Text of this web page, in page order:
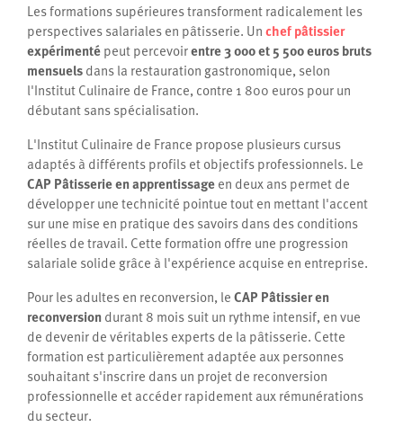
Les formations supérieures transforment radicalement les
perspectives salariales en pâtisserie. Unchef pâtissier
expérimentépeut percevoirentre 3 000 et 5 500 euros bruts
mensuelsdans la restauration gastronomique, selon
l'Institut Culinaire de France, contre 1 800 euros pour un
débutant sans spécialisation.
L'Institut Culinaire de France propose plusieurs cursus
adaptés à différents profils et objectifs professionnels. Le
CAP Pâtisserie en apprentissageen deux ans permet de
développer une technicité pointue tout en mettant l'accent
sur une mise en pratique des savoirs dans des conditions
réelles de travail. Cette formation offre une progression
salariale solide grâce à l'expérience acquise en entreprise.
Pour les adultes en reconversion, leCAP Pâtissier en
reconversiondurant 8 mois suit un rythme intensif, en vue
de devenir de véritables experts de la pâtisserie. Cette
formation est particulièrement adaptée aux personnes
souhaitant s'inscrire dans un projet de reconversion
professionnelle et accéder rapidement aux rémunérations
du secteur.